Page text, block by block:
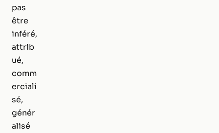
pas
être
inféré,
attrib
ué,
comm
erciali
sé,
génér
alisé